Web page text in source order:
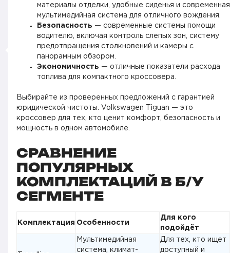
материалы отделки, удобные сиденья и современная
мультимедийная система для отличного вождения.
Безопасность — современные системы помощи
водителю, включая контроль слепых зон, систему
предотвращения столкновений и камеры с
панорамным обзором.
Экономичность — отличные показатели расхода
топлива для компактного кроссовера.
Выбирайте из проверенных предложений с гарантией
юридической чистоты. Volkswagen Tiguan — это
кроссовер для тех, кто ценит комфорт, безопасность и
мощность в одном автомобиле.
СРАВНЕНИЕ
ПОПУЛЯРНЫХ
КОМПЛЕКТАЦИЙ В Б/У
СЕГМЕНТЕ
Комплектация Особенности
Для кого
подойдёт
Мультимедийная
система, климат-
Для тех, кто ищет
доступный и